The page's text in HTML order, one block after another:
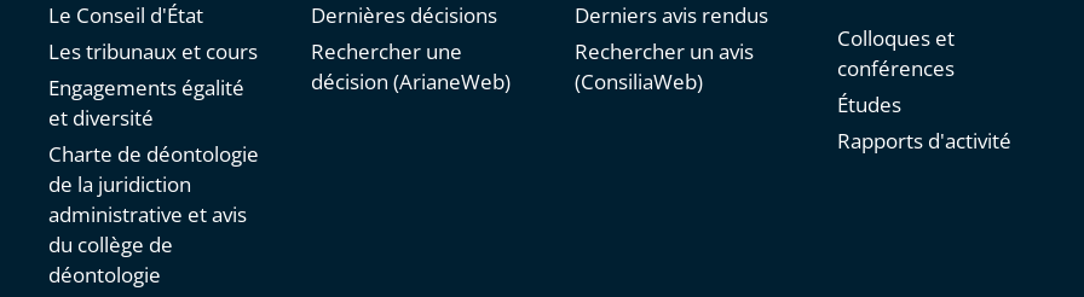
Le Conseil d'État
Les tribunaux et cours
Engagements égalité
et diversité
Charte de déontologie
de la juridiction
administrative et avis
du collège de
déontologie
Dernières décisions
Rechercher une
décision (ArianeWeb)
Derniers avis rendus
Rechercher un avis
(ConsiliaWeb)
Colloques et
conférences
Études
Rapports d'activité